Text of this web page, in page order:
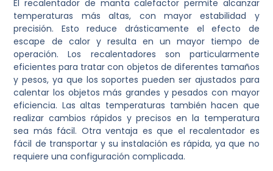
El recalentador de manta calefactor permite alcanzar
temperaturas más altas, con mayor estabilidad y
precisión. Esto reduce drásticamente el efecto de
escape de calor y resulta en un mayor tiempo de
operación. Los recalentadores son particularmente
eficientes para tratar con objetos de diferentes tamaños
y pesos, ya que los soportes pueden ser ajustados para
calentar los objetos más grandes y pesados con mayor
eficiencia. Las altas temperaturas también hacen que
realizar cambios rápidos y precisos en la temperatura
sea más fácil. Otra ventaja es que el recalentador es
fácil de transportar y su instalación es rápida, ya que no
requiere una configuración complicada.